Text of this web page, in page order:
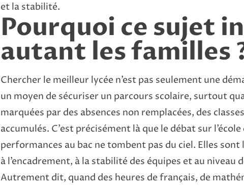
et la stabilité.
Pourquoi ce sujet
autant les familles
Chercher le meilleur lycée n’est pas seulement une
un moyen de sécuriser un parcours scolaire, surtout
marquées par des absences non remplacées, des
accumulés. C’est précisément là que le débat sur
performances au bac ne tombent pas du ciel. Elles
à l’encadrement, à la stabilité des équipes et au niveau
Autrement dit, quand des heures de français, de